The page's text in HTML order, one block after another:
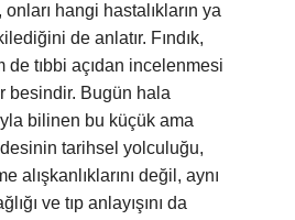
onları hangi hastalıkların ya
de anlatır. Fındık,
de tıbbi açıdan incelenmesi
besindir. Bugün hala
bilinen bu küçük ama
tarihsel yolculuğu,
alışkanlıklarını değil, aynı
ve tıp anlayışını da